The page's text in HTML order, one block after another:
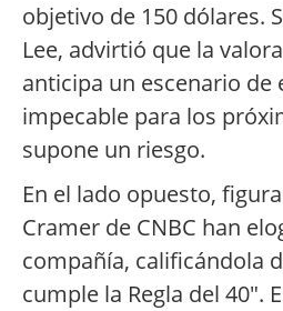
objetivo de 150 dólares.
Lee, advirtió que la
anticipa un escenario de
impecable para los
supone un riesgo.
En el lado opuesto,
Cramer de CNBC han
compañía, calificándola
cumple la Regla del 40".